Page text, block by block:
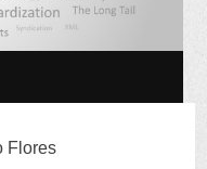
Flores